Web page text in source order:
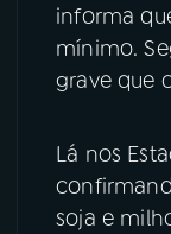
informa
mínimo.
grave que
Lá nos
soja e